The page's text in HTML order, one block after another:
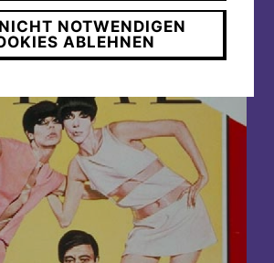
NOTWENDIGEN
ABLEHNEN